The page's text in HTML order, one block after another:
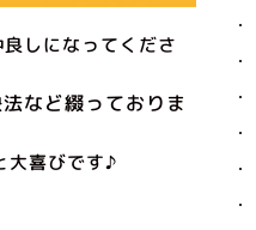
しになってくださ
など綴っておりま
大喜びです♪